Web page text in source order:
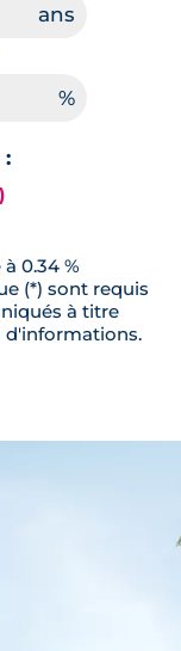
:
0.34 %
(*) sont requis
à titre
d'informations.